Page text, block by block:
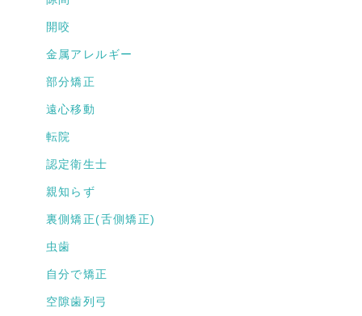
開咬
金属アレルギー
部分矯正
遠心移動
転院
認定衛生士
親知らず
裏側矯正(舌側矯正)
虫歯
自分で矯正
空隙歯列弓